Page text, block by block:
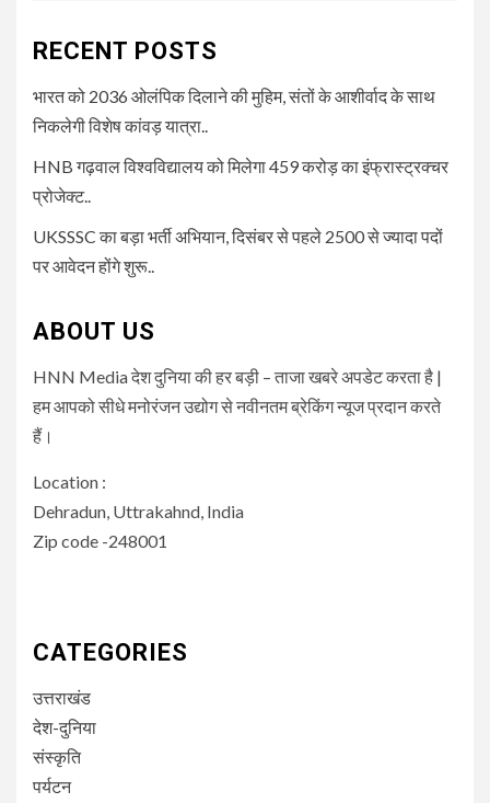
RECENT POSTS
भारत को 2036 ओलंपिक दिलाने की मुहिम, संतों के आशीर्वाद के साथ
निकलेगी विशेष कांवड़ यात्रा..
HNB गढ़वाल विश्वविद्यालय को मिलेगा 459 करोड़ का इंफ्रास्ट्रक्चर
प्रोजेक्ट..
UKSSSC का बड़ा भर्ती अभियान, दिसंबर से पहले 2500 से ज्यादा पदों
पर आवेदन होंगे शुरू..
ABOUT US
HNN Media देश दुनिया की हर बड़ी – ताजा खबरे अपडेट करता है |
हम आपको सीधे मनोरंजन उद्योग से नवीनतम ब्रेकिंग न्यूज प्रदान करते
हैं।
Location :
Dehradun, Uttrakahnd, India
Zip code -248001
CATEGORIES
उत्तराखंड
देश-दुनिया
संस्कृति
पर्यटन